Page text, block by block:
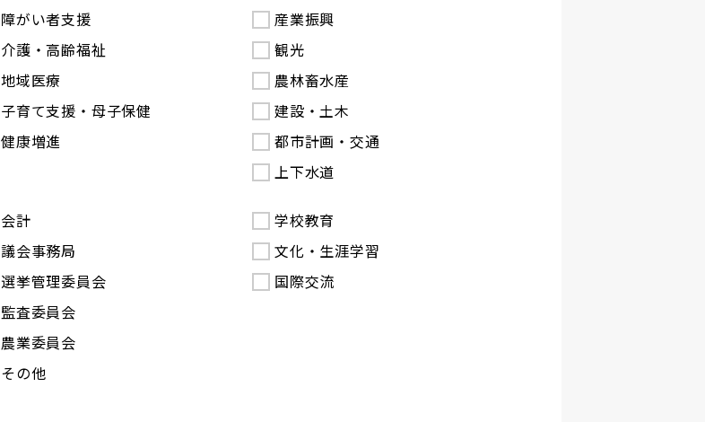
障がい者支援
介護・高齢福祉
地域医療
子育て支援・母子保健
健康増進
産業振興
観光
農林畜水産
建設・土木
都市計画・交通
上下水道
会計
議会事務局
選挙管理委員会
監査委員会
農業委員会
その他
学校教育
文化・生涯学習
国際交流